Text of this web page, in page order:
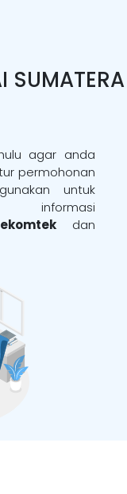
SUMATERA
agar anda
permohonan
untuk
dan